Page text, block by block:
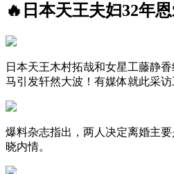
🔥日本天王夫妇32年
日本天王木村拓哉和女星工藤静
马引发轩然大波！有媒体就此采
爆料杂志指出，两人决定离婚主
晓内情。